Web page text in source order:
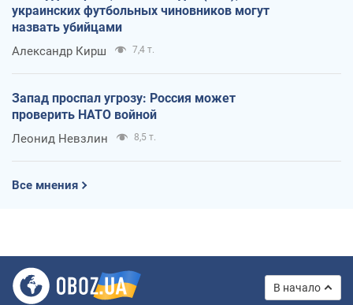
украинских футбольных чиновников могут
назвать убийцами
Александр Кирш 7,4 т.
Запад проспал угрозу: Россия может
проверить НАТО войной
Леонид Невзлин 8,5 т.
Все мнения
В начало